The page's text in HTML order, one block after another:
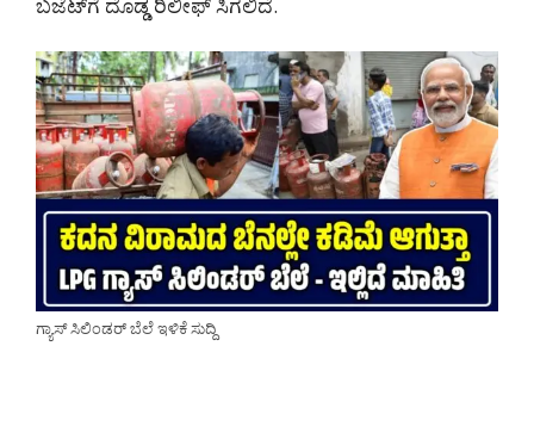
ಗ್ಯಾಸ್ ಸಿಲಿಂಡರ್ ಬೆಲೆ ಇಳಿಕೆ ಸುದ್ದಿ